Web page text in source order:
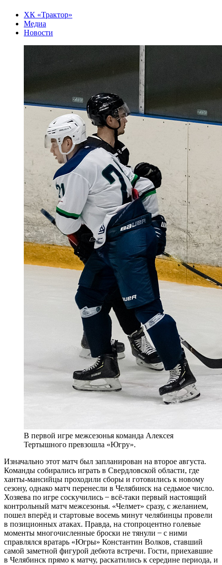
ХК «Трактор»
Медиа
Новости
В первой игре межсезонья команда Алексея
Тертышного превзошла «Югру».
Изначально этот матч был запланирован на второе августа.
Команды собирались играть в Свердловской области, где
ханты-мансийцы проходили сборы и готовились к новому
сезону, однако матч перенесли в Челябинск на седьмое число.
Хозяева по игре соскучились ̶ всё-таки первый настоящий
контрольный матч межсезонья. «Челмет» сразу, с желанием,
пошел вперёд и стартовые восемь минут челябинцы провели
в позиционных атаках. Правда, на стопроцентно голевые
моменты многочисленные броски не тянули ̶ с ними
справлялся вратарь «Югры» Константин Волков, ставший
самой заметной фигурой дебюта встречи. Гости, приехавшие
в Челябинск прямо к матчу, раскатились к середине периода, и